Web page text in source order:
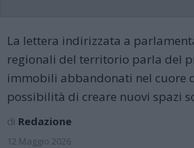
La lettera indirizzata a
regionali del territorio parla del
immobili abbandonati nel cuore
possibilità di creare nuovi spazi
di Redazione
12 Maggio 2026